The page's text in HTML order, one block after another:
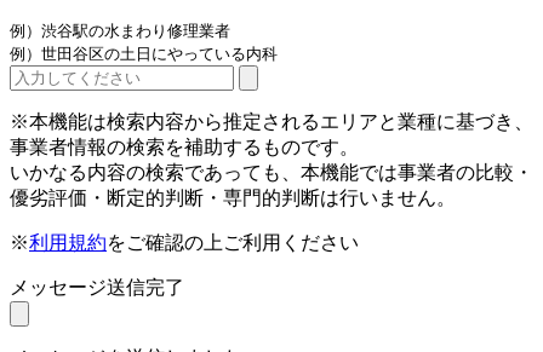
例）渋谷駅の水まわり修理業者
例）世田谷区の土日にやっている内科
※本機能は検索内容から推定されるエリアと業種に基づき、
事業者情報の検索を補助するものです。
いかなる内容の検索であっても、本機能では事業者の比較・
優劣評価・断定的判断・専門的判断は行いません。
※利用規約をご確認の上ご利用ください
メッセージ送信完了